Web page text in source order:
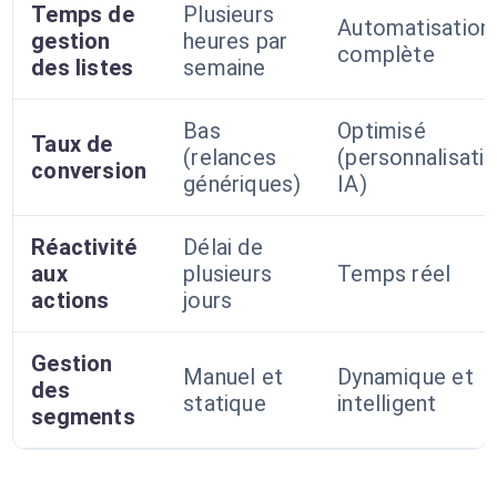
Temps de
gestion
des listes
Plusieurs
heures par
semaine
Automatisation
complète
Taux de
conversion
Bas
(relances
génériques)
Optimisé
IA)
Réactivité
aux
actions
Délai de
plusieurs
jours
Temps réel
Gestion
des
segments
Manuel et
statique
Dynamique et
intelligent